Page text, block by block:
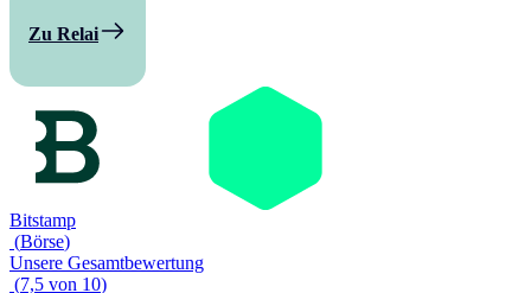
Zu Relai
Bitstamp
(Börse)
Unsere Gesamtbewertung
(7,5 von 10)